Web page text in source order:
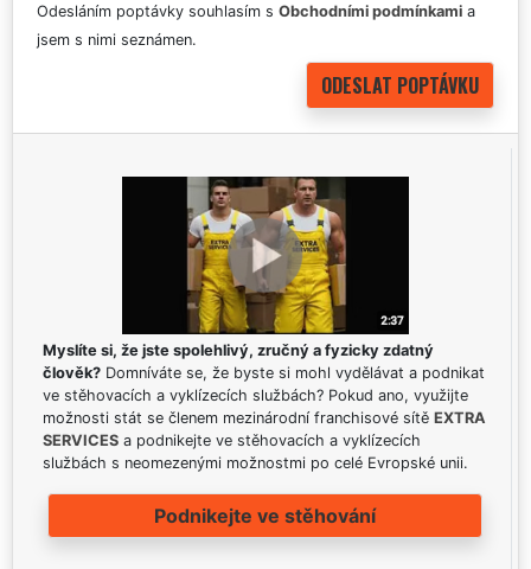
Odesláním poptávky souhlasím s Obchodními podmínkami a
jsem s nimi seznámen.
Myslíte si, že jste spolehlivý, zručný a fyzicky zdatný
člověk? Domníváte se, že byste si mohl vydělávat a podnikat
ve stěhovacích a vyklízecích službách? Pokud ano, využijte
možnosti stát se členem mezinárodní franchisové sítě EXTRA
SERVICES a podnikejte ve stěhovacích a vyklízecích
službách s neomezenými možnostmi po celé Evropské unii.
Podnikejte ve stěhování